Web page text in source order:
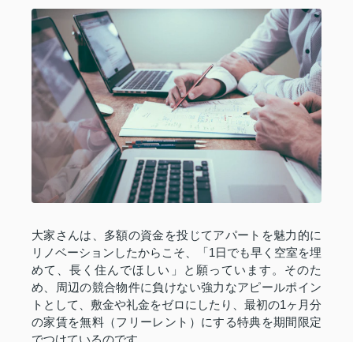
大家さんは、多額の資金を投じてアパートを魅力的に
リノベーションしたからこそ、「1日でも早く空室を埋
めて、長く住んでほしい」と願っています。そのた
め、周辺の競合物件に負けない強力なアピールポイン
トとして、敷金や礼金をゼロにしたり、最初の1ヶ月分
の家賃を無料（フリーレント）にする特典を期間限定
でつけているのです。